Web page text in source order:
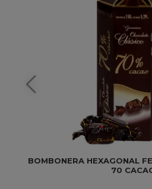
BOMBONERA HEXAGONAL
70